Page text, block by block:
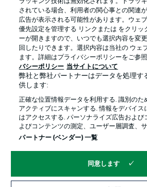
BUNDESLIGA APP
Official Partners
されている場合、利用者の関心事との関連
広告が表示される可能性があります。ウェ
優先設定を管理する リンクまたは をクリッ
ーが開きますので、いつでも選択内容を変
回したりできます。選択内容は当社の ウェ
ます。詳細はプライバシーポリシーをご参照
バシーポリシー 当サイトについて
弊社と弊社パートナーはデータを処理す
供します:
正確な位置情報データを利用する. 識別のた
アクティブにスキャンする. 情報をデバイス
はアクセスする. パーソナライズ広告および
よびコンテンツの測定、ユーザー層調査、
パートナー (ベンダー) 一覧
同意します